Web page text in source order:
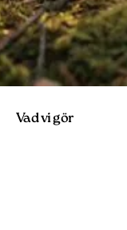
Vad vi gör